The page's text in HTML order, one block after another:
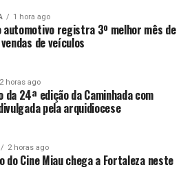
1 hora ago
automotivo registra 3º melhor mês de
de veículos
2 horas ago
da 24ª edição da Caminhada com
pela arquidiocese
2 horas ago
do Cine Miau chega a Fortaleza neste